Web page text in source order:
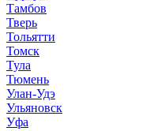
Тамбов
Тверь
Тольятти
Томск
Тула
Тюмень
Улан-Удэ
Ульяновск
Уфа